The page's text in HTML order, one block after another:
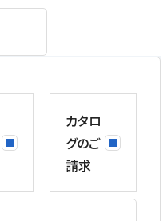
カタロ
グのご
請求